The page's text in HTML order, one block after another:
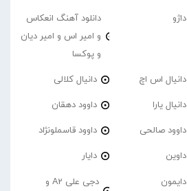
داژو
دانلود آهنگ انعکاس
و امیر اس و امیر دیان
و پوکسا
دانیال اس اچ دانیال کلالی
دانیال یارا داوود دهقان
داوود صالحی داوود قاسملونژاد
داوین دایار
دایمون
دجی علی A2 و